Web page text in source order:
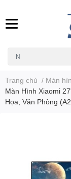
Trang chủ / Màn
Màn Hình Xiaomi
Họa, Văn Phòng